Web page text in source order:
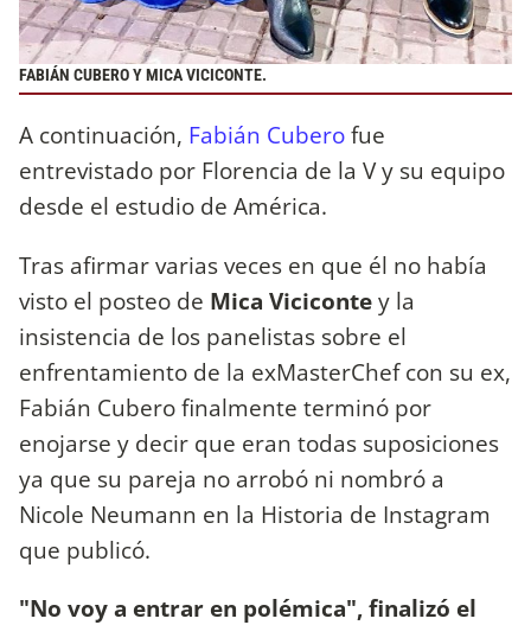
FABIÁN CUBERO Y MICA VICICONTE.
A continuación, Fabián Cuberofue
entrevistado por Florencia de la V y su equipo
desde el estudio de América.
Tras afirmar varias veces en que él no había
visto el posteo de Mica Vicicontey la
insistencia de los panelistas sobre el
enfrentamiento de la exMasterChef con su ex,
Fabián Cubero finalmente terminó por
enojarse y decir que eran todas suposiciones
ya que su pareja no arrobó ni nombró a
Nicole Neumann en la Historia de Instagram
que publicó.
"No voy a entrar en polémica", finalizó el